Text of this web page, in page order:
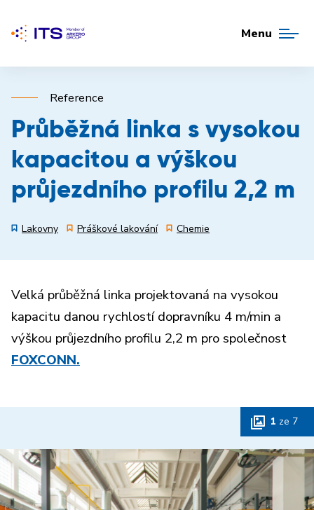
Menu
Reference
Průběžná linka s vysokou
kapacitou a výškou
průjezdního profilu 2,2 m
Lakovny Práškové lakování Chemie
Velká průběžná linka projektovaná na vysokou
kapacitu danou rychlostí dopravníku 4 m/min a
výškou průjezdního profilu 2,2 m pro společnost
FOXCONN.
1 ze 7